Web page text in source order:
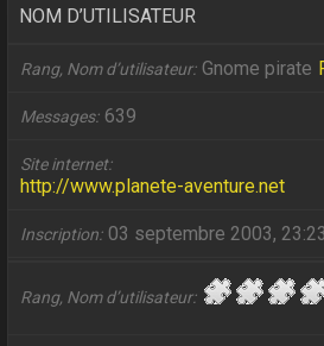
NOM D’UTILISATEUR
Rang, Nom d’utilisateur Gnome pirate
Messages 639
Site internet
http://www.planete-aventure.net
Inscription 03 septembre 2003, 23:23
Rang, Nom d’utilisateur